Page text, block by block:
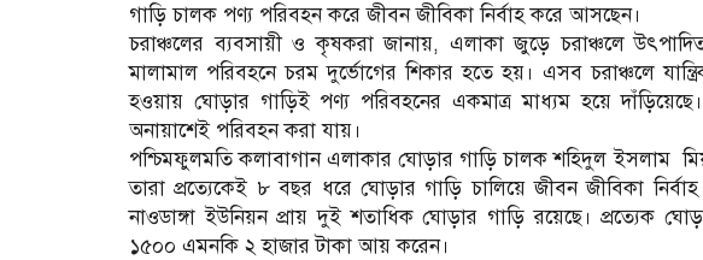
গাড়ি চালক পণ্য পরিবহন করে জীবন জীবিকা নির্বাহ করে আসছেন।
চরাঞ্চলের ব্যবসায়ী ও কৃষকরা জানায়, এলাকা জুড়ে চরাঞ্চলে
মালামাল পরিবহনে চরম দুর্ভোগের শিকার হতে হয়। এসব চরাঞ্চলে
হওয়ায় ঘোড়ার গাড়িই পণ্য পরিবহনের একমাত্র মাধ্যম হয়ে
অনায়াশেই পরিবহন করা যায়।
পশ্চিমফুলমতি কলাবাগান এলাকার ঘোড়ার গাড়ি চালক শহিদুল ইসলাম
তারা প্রত্যেকেই ৮ বছর ধরে ঘোড়ার গাড়ি চালিয়ে জীবন জীবিকা
নাওডাঙ্গা ইউনিয়ন প্রায় দুই শতাধিক ঘোড়ার গাড়ি রয়েছে। প্রত্যেক
১৫০০ এমনকি ২ হাজার টাকা আয় করেন।